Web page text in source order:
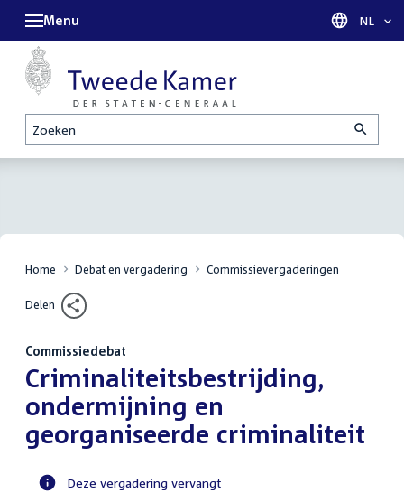
Zoeken
Menu Taal
NL
Home Debat en vergadering Commissievergaderingen
Delen
Commissiedebat
:Criminaliteitsbestrijding,
ondermijning en
georganiseerde criminaliteit
Deze vergadering vervangt